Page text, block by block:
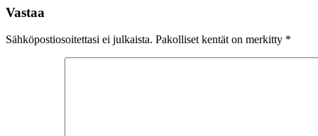
Vastaa
Sähköpostiosoitettasi ei julkaista. Pakolliset kentät on merkitty *